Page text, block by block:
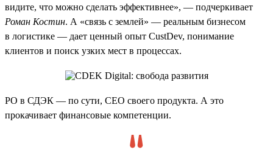
видите, что можно сделать эффективнее», — подчеркивает
Роман Костин. А «связь с землей» — реальным бизнесом
в логистике — дает ценный опыт CustDev, понимание
клиентов и поиск узких мест в процессах.
PO в СДЭК — по сути, CEO своего продукта. А это
прокачивает финансовые компетенции.